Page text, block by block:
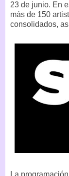
23 de junio. En
más de 150
consolidados,